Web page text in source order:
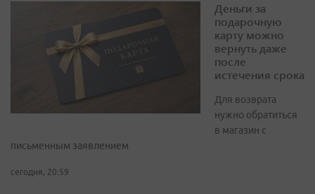
Деньги за
подарочную
карту можно
вернуть даже
после
истечения срока
Для возврата
нужно обратиться
в магазин с
письменным заявлением
сегодня, 20:59